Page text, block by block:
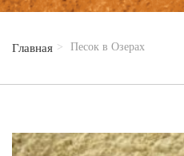
Главная Песок в Озерах